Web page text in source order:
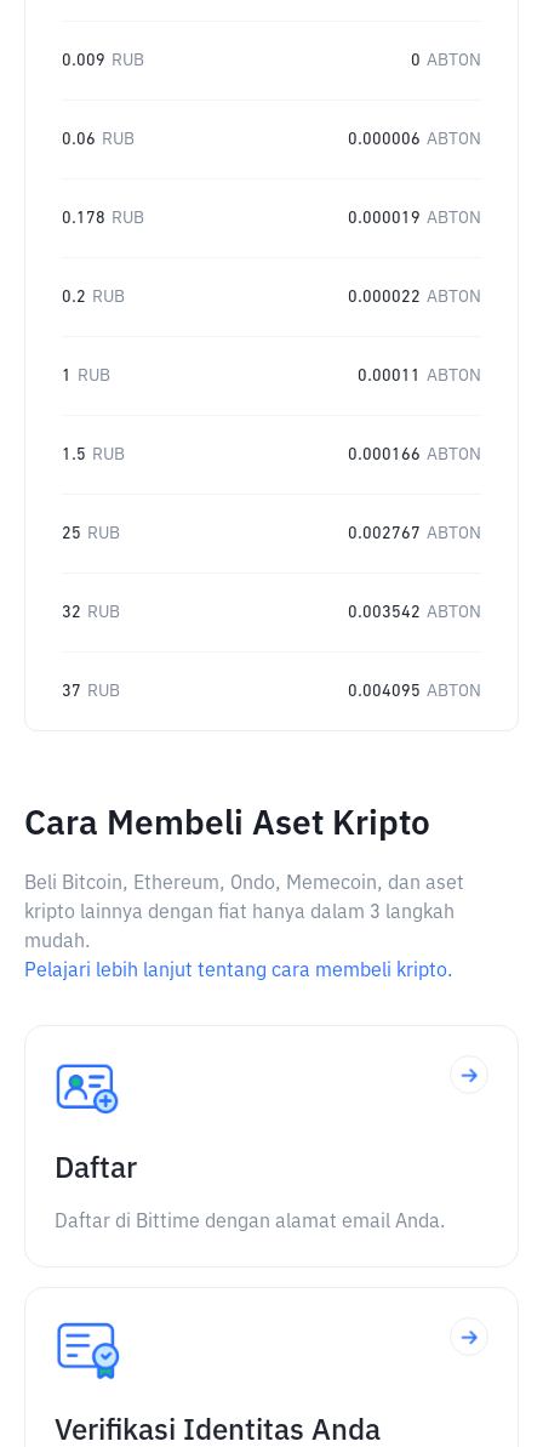
0.009 RUB 0 ABTON
0.06 RUB 0.000006 ABTON
0.178 RUB 0.000019 ABTON
0.2 RUB 0.000022 ABTON
1 RUB 0.00011 ABTON
1.5 RUB 0.000166 ABTON
25 RUB 0.002767 ABTON
32 RUB 0.003542 ABTON
37 RUB 0.004095 ABTON
Cara Membeli Aset Kripto
Beli Bitcoin, Ethereum, Ondo, Memecoin, dan aset
kripto lainnya dengan fiat hanya dalam 3 langkah
mudah.
Pelajari lebih lanjut tentang cara membeli kripto.
Daftar
Daftar di Bittime dengan alamat email Anda.
Verifikasi Identitas Anda